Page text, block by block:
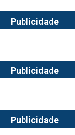
Publicidade
Publicidade
Publicidade